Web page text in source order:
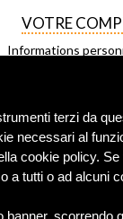
VOTRE
Informations
Mes listes
Mes alertes
Leggero est un
terzi da
necessari al
cookie policy.
a tutti o ad alcuni
banner, scorrendo